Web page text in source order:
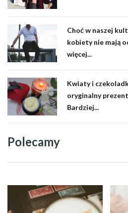
Choć w naszej
kobiety nie mają
więcej...
Kwiaty i
oryginalny
Bardziej...
Polecamy